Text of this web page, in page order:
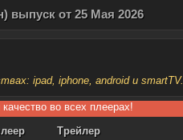
выпуск от 25 Мая 2026
ipad, iphone, android и smartTV.
во всех плеерах!
Трейлер